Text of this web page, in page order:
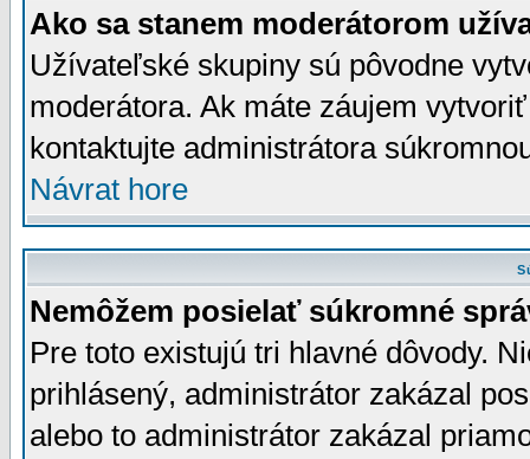
Ako sa stanem moderátorom
Užívateľské skupiny sú pôvodne
moderátora. Ak máte záujem
kontaktujte administrátora
Návrat hore
Nemôžem posielať súkromné
Pre toto existujú tri hlavné dôvody.
prihlásený, administrátor zakázal
alebo to administrátor zakázal